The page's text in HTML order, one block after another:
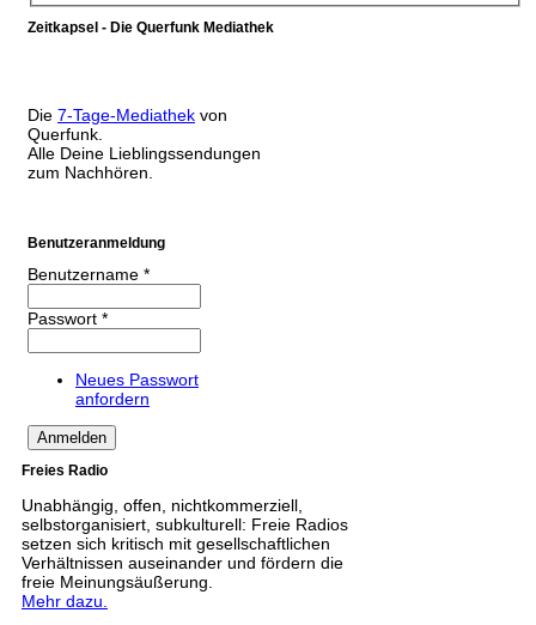
Zeitkapsel - Die Querfunk Mediathek
Die 7-Tage-Mediathek von
Querfunk.
Alle Deine Lieblingssendungen
zum Nachhören.
Benutzeranmeldung
Benutzername *
Passwort *
Neues Passwort
anfordern
Freies Radio
Unabhängig, offen, nichtkommerziell,
selbstorganisiert, subkulturell: Freie Radios
setzen sich kritisch mit gesellschaftlichen
Verhältnissen auseinander und fördern die
freie Meinungsäußerung.
Mehr dazu.